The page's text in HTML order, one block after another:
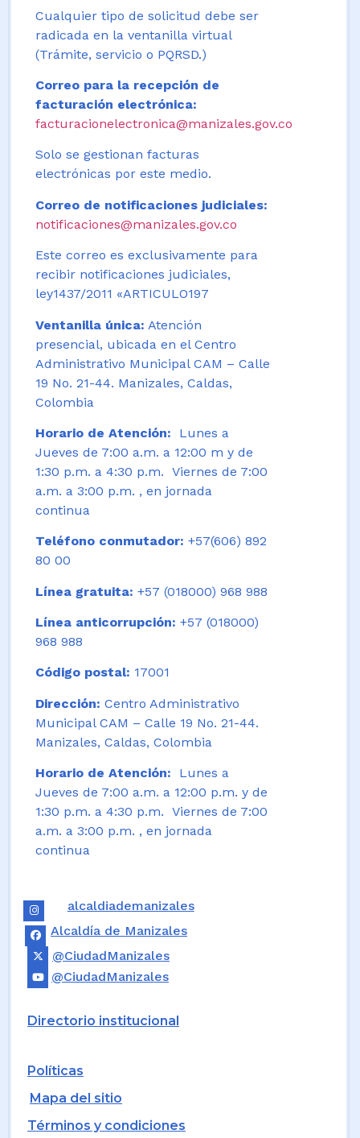
Cualquier tipo de solicitud debe ser
radicada en la ventanilla virtual
(Trámite, servicio o PQRSD.)
Correo para la recepción de
facturación electrónica:
facturacionelectronica@manizales.gov.co
Solo se gestionan facturas
electrónicas por este medio.
Correo de notificaciones judiciales:
notificaciones@manizales.gov.co
Este correo es exclusivamente para
recibir notificaciones judiciales,
ley1437/2011 «ARTICULO197
Ventanilla única: Atención
presencial, ubicada en el Centro
Administrativo Municipal CAM – Calle
19 No. 21-44. Manizales, Caldas,
Colombia
Horario de Atención:
Lunes a
Jueves de 7:00 a.m. a 12:00 m y de
1:30 p.m. a 4:30 p.m. Viernes de 7:00
a.m. a 3:00 p.m. , en jornada
continua
Teléfono conmutador: +57(606) 892
80 00
Línea gratuita: +57 (018000) 968 988
Línea anticorrupción: +57 (018000)
968 988
Código postal: 17001
Dirección: Centro Administrativo
Municipal CAM – Calle 19 No. 21-44.
Manizales, Caldas, Colombia
Horario de Atención: Lunes a
Jueves de 7:00 a.m. a 12:00 p.m. y de
1:30 p.m. a 4:30 p.m. Viernes de 7:00
a.m. a 3:00 p.m. , en jornada
continua
alcaldiademanizales
Alcaldía de Manizales
@CiudadManizales
@CiudadManizales
Directorio institucional
Políticas
Mapa del sitio
Términos y condiciones